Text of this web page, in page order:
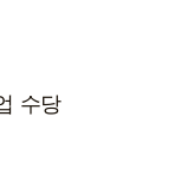
수당